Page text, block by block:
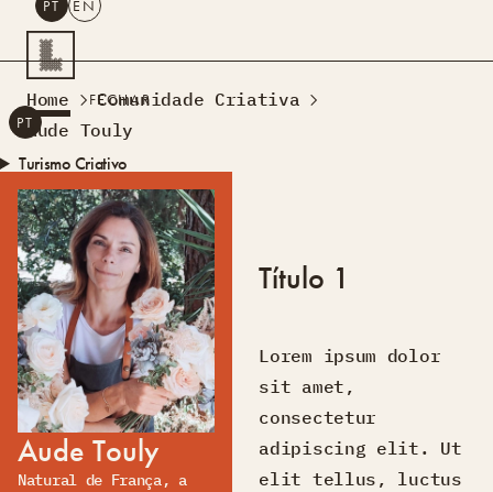
PESQUISAR
PT EN
Turismo Criativo
Rede de Oficinas
Design Lab
Formação
Residências Criativas
ProjetosA AcontecerMontra
Sobre Nós
Contactos
PT EN
FECHAR
Home
Comunidade Criativa
Aude Touly
Aude Touly
Natural de França, a
Título 1
Lorem ipsum dolor
sit amet,
consectetur
adipiscing elit. Ut
elit tellus, luctus